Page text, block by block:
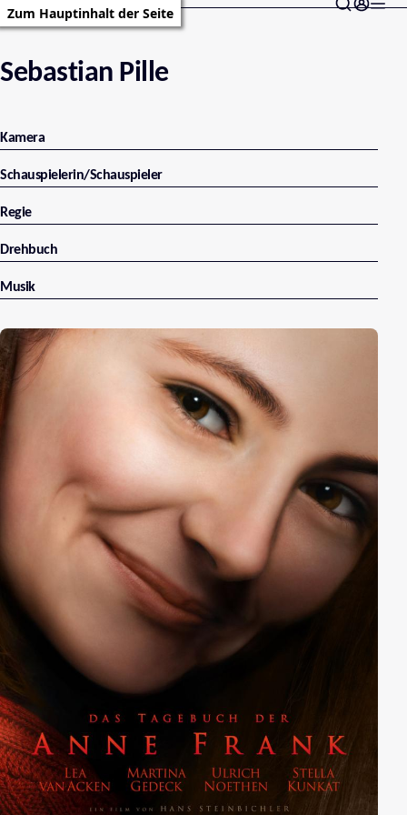
Zum Hauptinhalt der Seite
Sebastian Pille
Kamera
Schauspielerin/Schauspieler
Regie
Drehbuch
Musik